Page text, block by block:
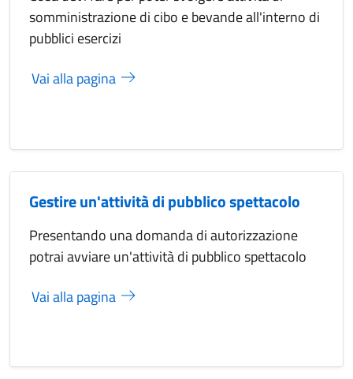
somministrazione di cibo e bevande all'interno di
pubblici esercizi
Vai alla pagina
Gestire un'attività di pubblico spettacolo
Presentando una domanda di autorizzazione
potrai avviare un'attività di pubblico spettacolo
Vai alla pagina